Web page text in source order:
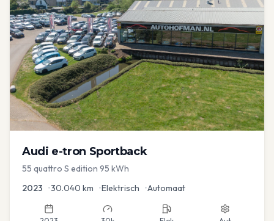
Audi e-tron Sportback
55 quattro S edition 95 kWh
2023 •30.040 km •Elektrisch •Automaat